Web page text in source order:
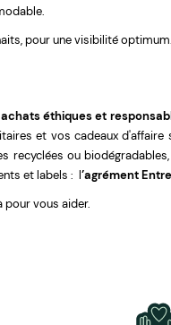
pour une visibilité optimum.
éthiques et
et vos cadeaux d'affaire
ou
et labels : l’agrément
vous aider.